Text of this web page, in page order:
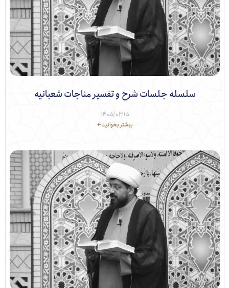
سلسله جلسات شرح و تفسیر مناجات شعبانیه
۱۴۰۵/۰۲/۱۵
بیشتر بخوانید ←